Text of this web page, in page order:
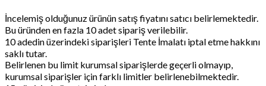
İncelemiş olduğunuz ürünün satış fiyatını satıcı belirlemektedir.
Bu üründen en fazla 10 adet sipariş verilebilir.
10 adedin üzerindeki siparişleri Tente İmalatı iptal etme hakkını
saklı tutar.
Belirlenen bu limit kurumsal siparişlerde geçerli olmayıp,
kurumsal siparişler için farklı limitler belirlenebilmektedir.